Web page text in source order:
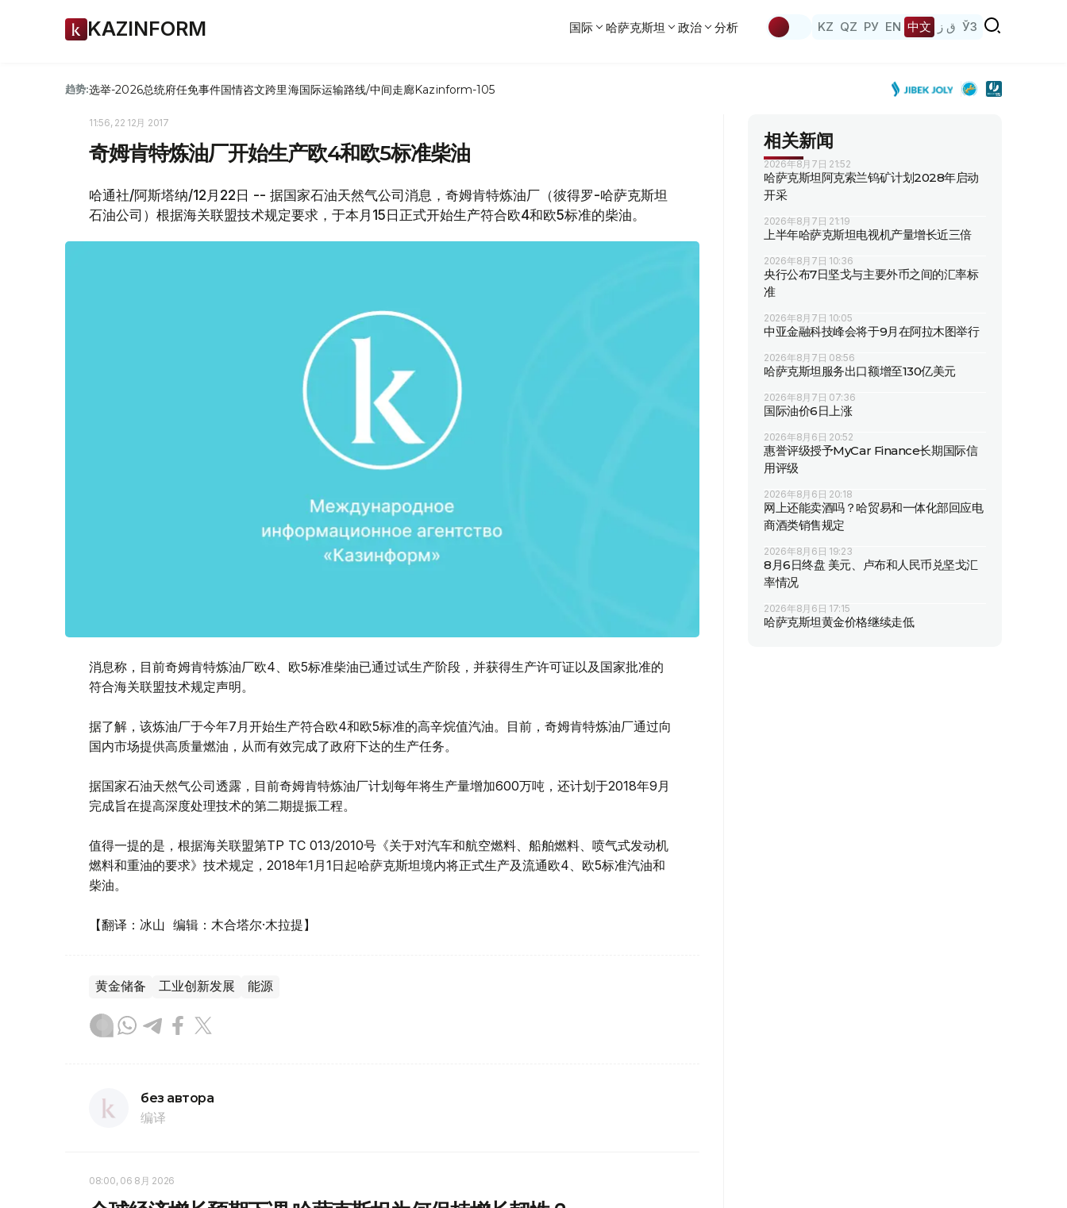
KAZINFORM 国际 哈萨克斯坦 政治 分析 KZ QZ РУ EN 中文 ق ز ЎЗ
趋势:选举-2026总统府任免事件国情咨文跨里海国际运输路线/中间走廊Kazinform-105
11:56, 22 12月 2017
奇姆肯特炼油厂开始生产欧4和欧5标准柴油
哈通社/阿斯塔纳/12月22日 -- 据国家石油天然气公司消息，奇姆肯特炼油厂（彼得罗-哈萨克斯坦
石油公司）根据海关联盟技术规定要求，于本月15日正式开始生产符合欧4和欧5标准的柴油。
消息称，目前奇姆肯特炼油厂欧4、欧5标准柴油已通过试生产阶段，并获得生产许可证以及国家批准的
符合海关联盟技术规定声明。
据了解，该炼油厂于今年7月开始生产符合欧4和欧5标准的高辛烷值汽油。目前，奇姆肯特炼油厂通过向
国内市场提供高质量燃油，从而有效完成了政府下达的生产任务。
据国家石油天然气公司透露，目前奇姆肯特炼油厂计划每年将生产量增加600万吨，还计划于2018年9月
完成旨在提高深度处理技术的第二期提振工程。
值得一提的是，根据海关联盟第TP TC 013/2010号《关于对汽车和航空燃料、船舶燃料、喷气式发动机
燃料和重油的要求》技术规定，2018年1月1日起哈萨克斯坦境内将正式生产及流通欧4、欧5标准汽油和
柴油。
【翻译：冰山 编辑：木合塔尔·木拉提】
黄金储备 工业创新发展 能源
без автора
编译
08:00, 06 8月 2026
相关新闻
2026年8月7日 21:52
哈萨克斯坦阿克索兰钨矿计划2028年启动
开采
2026年8月7日 21:19
上半年哈萨克斯坦电视机产量增长近三倍
2026年8月7日 10:36
央行公布7日坚戈与主要外币之间的汇率标
准
2026年8月7日 10:05
中亚金融科技峰会将于9月在阿拉木图举行
2026年8月7日 08:56
哈萨克斯坦服务出口额增至130亿美元
2026年8月7日 07:36
国际油价6日上涨
2026年8月6日 20:52
惠誉评级授予MyCar Finance长期国际信
用评级
2026年8月6日 20:18
网上还能卖酒吗？哈贸易和一体化部回应电
商酒类销售规定
2026年8月6日 19:23
8月6日终盘 美元、卢布和人民币兑坚戈汇
率情况
2026年8月6日 17:15
哈萨克斯坦黄金价格继续走低